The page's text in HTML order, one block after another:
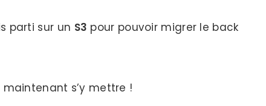
parti sur un S3 pour pouvoir migrer le back
s’y mettre !